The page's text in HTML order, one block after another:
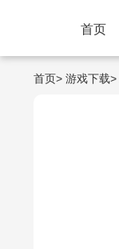
首页
首页> 游戏下载>